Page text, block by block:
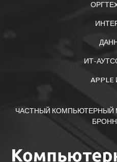
ИТ-
APPLE
ЧАСТНЫЙ КОМПЬЮТЕРНЫЙ